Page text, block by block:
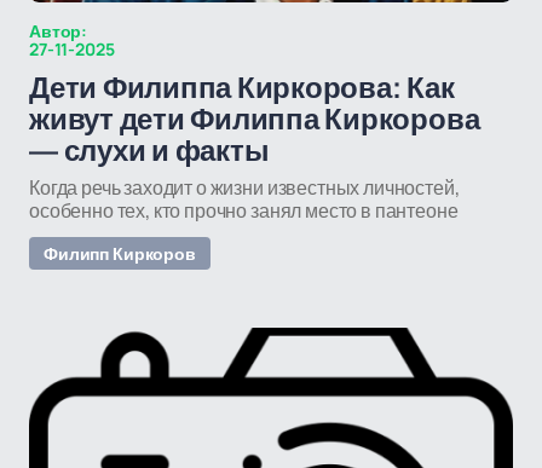
Автор:
27-11-2025
Дети Филиппа Киркорова: Как
живут дети Филиппа Киркорова
— слухи и факты
Когда речь заходит о жизни известных личностей,
особенно тех, кто прочно занял место в пантеоне
Филипп Киркоров